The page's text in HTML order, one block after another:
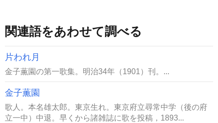
関連語をあわせて調べる
片われ月
金子薫園の第一歌集。明治34年（1901）刊。...
金子薫園
歌人。本名雄太郎。東京生れ。東京府立尋常中学（後の府
立一中）中退。早くから諸雑誌に歌を投稿，1893...